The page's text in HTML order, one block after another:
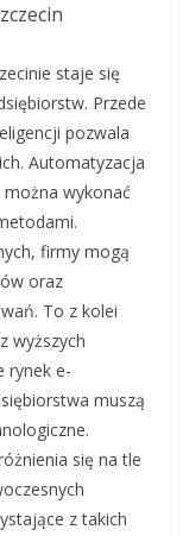
staje się
Przede
pozwala
Automatyzacja
wykonać
firmy mogą
oraz
To z kolei
wyższych
rynek e-
muszą
się na tle
z takich